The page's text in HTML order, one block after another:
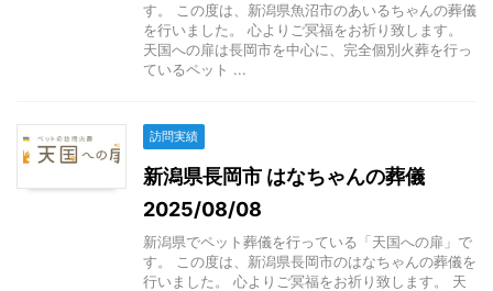
す。 この度は、新潟県魚沼市のあいるちゃんの葬儀
を行いました。 心よりご冥福をお祈り致します。
天国への扉は長岡市を中心に、完全個別火葬を行っ
ているペット ...
訪問実績
新潟県長岡市 はなちゃんの葬儀
2025/08/08
新潟県でペット葬儀を行っている「天国への扉」で
す。 この度は、新潟県長岡市のはなちゃんの葬儀を
行いました。 心よりご冥福をお祈り致します。 天